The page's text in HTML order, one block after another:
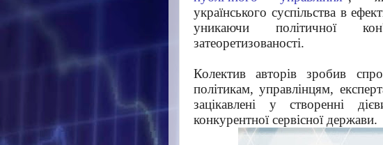
українського суспільства в
уникаючи політичної
затеоретизованості.
Колектив авторів зробив
політикам, управлінцям,
зацікавлені у створенні
конкурентної сервісної держави.